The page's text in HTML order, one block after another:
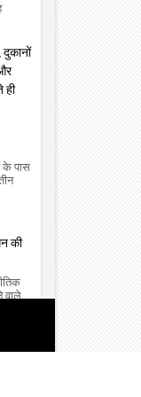
ही
के पास
की
वाले